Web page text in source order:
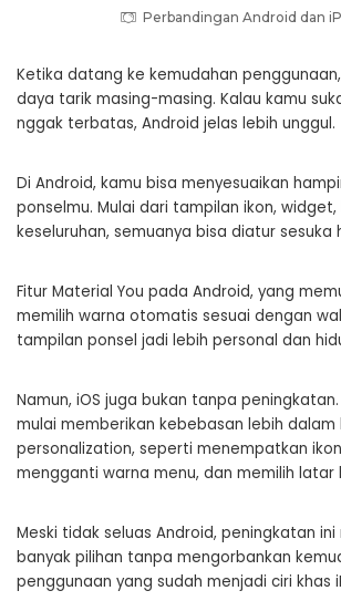
Perbandingan Android dan
Ketika datang ke kemudahan
daya tarik masing-masing. Kalau kamu
nggak terbatas, Android jelas lebih unggul.
Di Android, kamu bisa menyesuaikan
ponselmu. Mulai dari tampilan ikon,
keseluruhan, semuanya bisa diatur sesuka
Fitur Material You pada Android, yang
memilih warna otomatis sesuai dengan
tampilan ponsel jadi lebih personal dan
Namun, iOS juga bukan tanpa peningkatan.
mulai memberikan kebebasan lebih dalam
personalization, seperti menempatkan
mengganti warna menu, dan memilih latar
Meski tidak seluas Android, peningkatan
banyak pilihan tanpa mengorbankan
penggunaan yang sudah menjadi ciri khas